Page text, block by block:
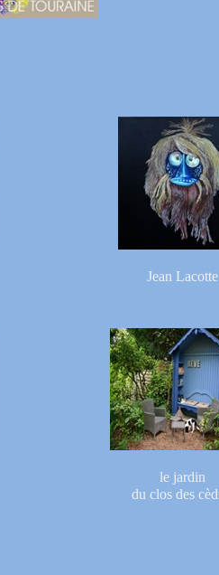
Jean Lacotte
le jardin
du clos des